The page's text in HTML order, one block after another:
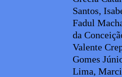
Santos,
Fadul
da
Valente
Gomes
Lima,